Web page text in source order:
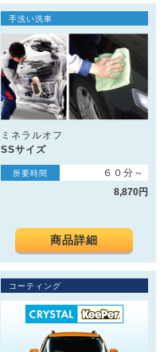
手洗い洗車
ミネラルオフ
SSサイズ
所要時間
６０分～
8,870円
商品詳細
コーティング